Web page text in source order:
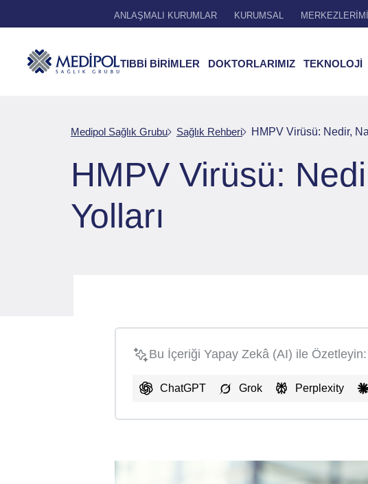
ANLAŞMALI KURUMLAR KURUMSAL
TIBBİ BİRİMLER DOKTORLARIMIZ TEKNOLOJİ
Medipol Sağlık Grubu Sağlık Rehberi HMPV Virüsü: Nedir,
HMPV Virüsü:
Yolları
Bu İçeriği Yapay Zekâ (AI) ile Özetleyin:
ChatGPT Grok Perplexity